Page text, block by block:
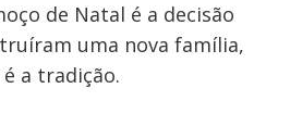
de Natal é a decisão
uma nova família,
a tradição.